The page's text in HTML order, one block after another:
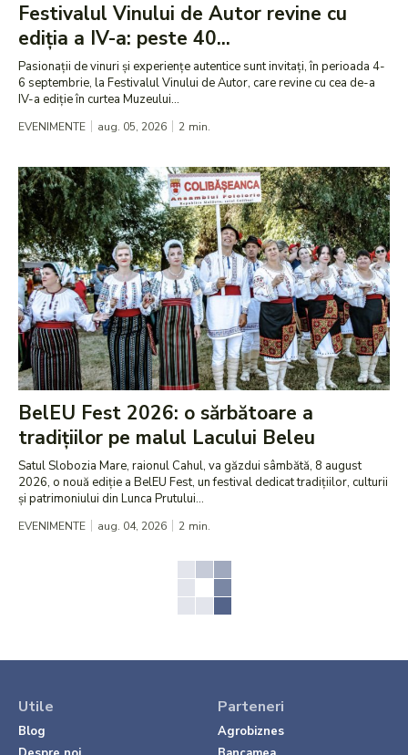
Festivalul Vinului de Autor revine cu
ediția a IV-a: peste 40...
Pasionații de vinuri și experiențe autentice sunt invitați, în perioada 4-
6 septembrie, la Festivalul Vinului de Autor, care revine cu cea de-a
IV-a ediție în curtea Muzeului...
EVENIMENTE aug. 05, 2026 2 min.
BelEU Fest 2026: o sărbătoare a
tradițiilor pe malul Lacului Beleu
Satul Slobozia Mare, raionul Cahul, va găzdui sâmbătă, 8 august
2026, o nouă ediție a BelEU Fest, un festival dedicat tradițiilor, culturii
și patrimoniului din Lunca Prutului...
EVENIMENTE aug. 04, 2026 2 min.
Utile
Blog
Parteneri
Agrobiznes